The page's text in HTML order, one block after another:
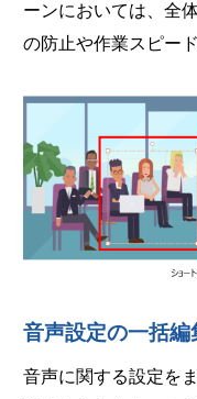
ーンにおいては、全
の防止や作業スピー
音声設定の一括編
音声に関する設定を